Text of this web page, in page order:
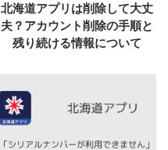
北海道アプリは削除して大丈
夫？アカウント削除の手順と
残り続ける情報について